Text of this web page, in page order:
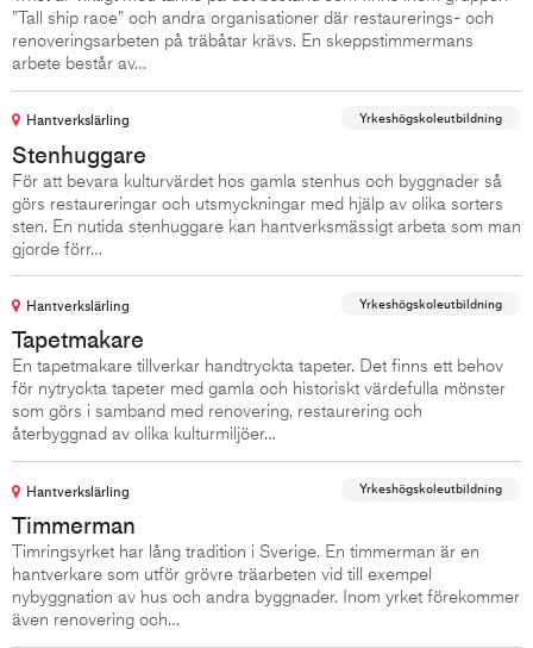
”Tall ship race” och andra organisationer där restaurerings- och
renoveringsarbeten på träbåtar krävs. En skeppstimmermans
arbete består av…
Hantverkslärling Yrkeshögskoleutbildning
Stenhuggare
För att bevara kulturvärdet hos gamla stenhus och byggnader så
görs restaureringar och utsmyckningar med hjälp av olika sorters
sten. En nutida stenhuggare kan hantverksmässigt arbeta som man
gjorde förr…
Hantverkslärling Yrkeshögskoleutbildning
Tapetmakare
En tapetmakare tillverkar handtryckta tapeter. Det finns ett behov
för nytryckta tapeter med gamla och historiskt värdefulla mönster
som görs i samband med renovering, restaurering och
återbyggnad av olika kulturmiljöer…
Hantverkslärling Yrkeshögskoleutbildning
Timmerman
Timringsyrket har lång tradition i Sverige. En timmerman är en
hantverkare som utför grövre träarbeten vid till exempel
nybyggnation av hus och andra byggnader. Inom yrket förekommer
även renovering och…